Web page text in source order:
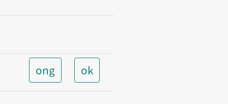
ong ok